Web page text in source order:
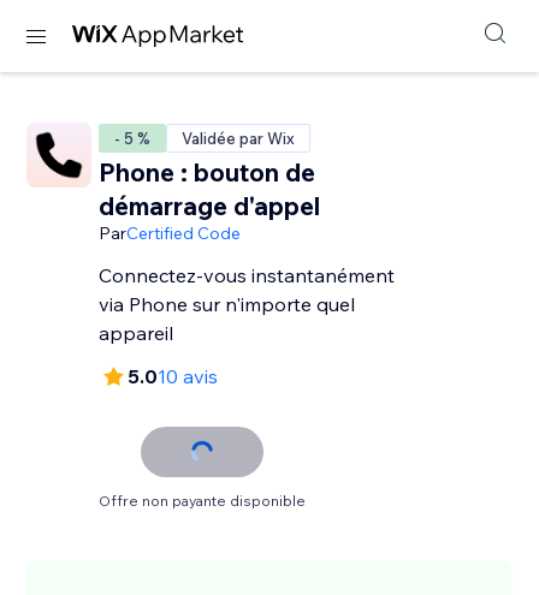
- 5 % Validée par Wix
Phone : bouton de
démarrage d'appel
ParCertified Code
Connectez-vous instantanément
via Phone sur n'importe quel
appareil
5.010 avis
Offre non payante disponible